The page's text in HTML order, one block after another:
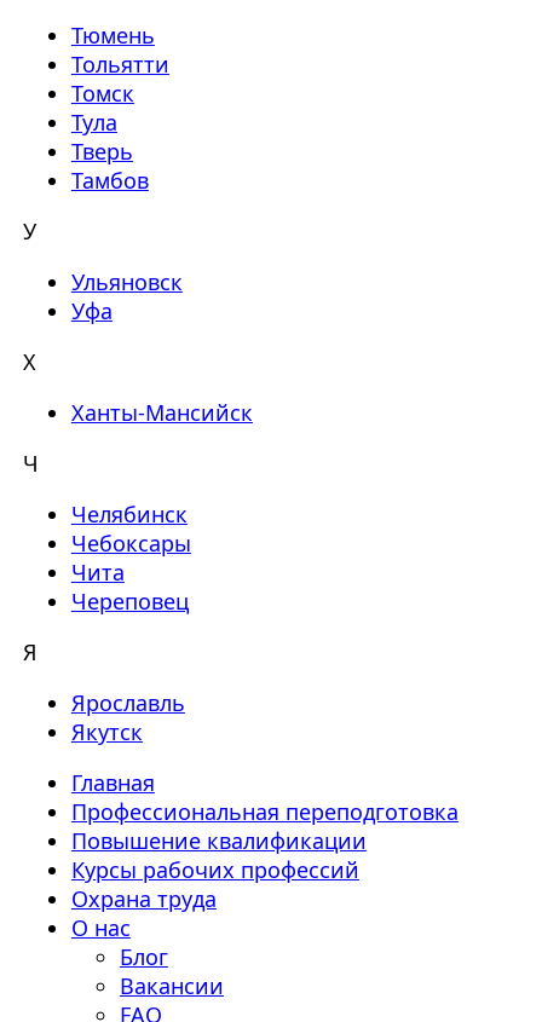
Тюмень
Тольятти
Томск
Тула
Тверь
Тамбов
У
Ульяновск
Уфа
Х
Ханты-Мансийск
Ч
Челябинск
Чебоксары
Чита
Череповец
Я
Ярославль
Якутск
Главная
Профессиональная переподготовка
Повышение квалификации
Курсы рабочих профессий
Охрана труда
О нас
Блог
Вакансии
FAQ